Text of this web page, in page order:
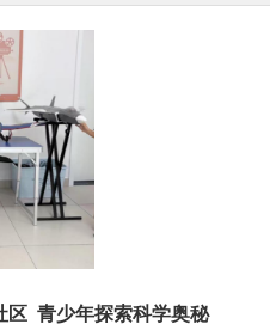
区 青少年探索科学奥秘